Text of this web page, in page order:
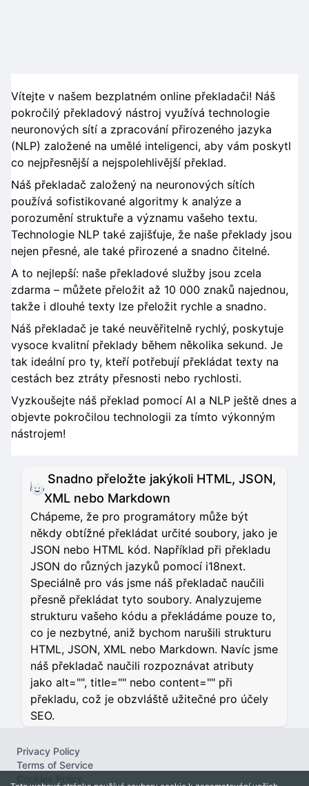
Vítejte v našem bezplatném online překladači! Náš
pokročilý překladový nástroj využívá technologie
neuronových sítí a zpracování přirozeného jazyka
(NLP) založené na umělé inteligenci, aby vám poskytl
co nejpřesnější a nejspolehlivější překlad.
Náš překladač založený na neuronových sítích
používá sofistikované algoritmy k analýze a
porozumění struktuře a významu vašeho textu.
Technologie NLP také zajišťuje, že naše překlady jsou
nejen přesné, ale také přirozené a snadno čitelné.
A to nejlepší: naše překladové služby jsou zcela
zdarma – můžete přeložit až 10 000 znaků najednou,
takže i dlouhé texty lze přeložit rychle a snadno.
Náš překladač je také neuvěřitelně rychlý, poskytuje
vysoce kvalitní překlady během několika sekund. Je
tak ideální pro ty, kteří potřebují překládat texty na
cestách bez ztráty přesnosti nebo rychlosti.
Vyzkoušejte náš překlad pomocí AI a NLP ještě dnes a
objevte pokročilou technologii za tímto výkonným
nástrojem!
Snadno přeložte jakýkoli HTML, JSON,
XML nebo Markdown
Chápeme, že pro programátory může být
někdy obtížné překládat určité soubory, jako je
JSON nebo HTML kód. Například při překladu
JSON do různých jazyků pomocí i18next.
Speciálně pro vás jsme náš překladač naučili
přesně překládat tyto soubory. Analyzujeme
strukturu vašeho kódu a překládáme pouze to,
co je nezbytné, aniž bychom narušili strukturu
HTML, JSON, XML nebo Markdown. Navíc jsme
náš překladač naučili rozpoznávat atributy
jako alt="", title="" nebo content="" při
překladu, což je obzvláště užitečné pro účely
SEO.
Privacy Policy
Terms of Service